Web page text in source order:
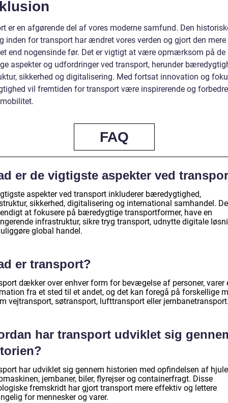
er en afgørende del af vores moderne samfund. Den
inden for transport har ændret vores verden og gjort den mere
end nogensinde før. Det er vigtigt at være opmærksom på de
aspekter og udfordringer ved transport, herunder
sikkerhed og digitalisering. Med fortsat innovation og
vil fremtiden for transport være inspirerende og
FAQ
er de vigtigste aspekter ved
aspekter ved transport inkluderer bæredygtighed,
sikkerhed, digitalisering og international samhandel.
at fokusere på bæredygtige transportformer, have en
infrastruktur, sikre tryg transport, udnytte digitale
global handel.
er transport?
dækker over enhver form for bevægelse af personer, varer
fra et sted til et andet, og det kan foregå på forskellige
vejtransport, søtransport, lufttransport eller
har transport udviklet sig
har udviklet sig gennem historien med opfindelsen af
jernbaner, biler, flyrejser og containerfragt. Disse
fremskridt har gjort transport mere effektiv og lettere
for mennesker og varer.